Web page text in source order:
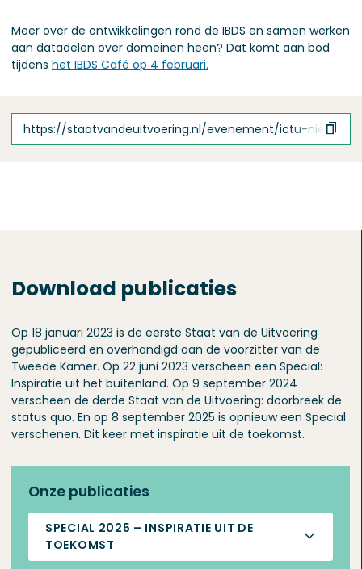
Meer over de ontwikkelingen rond de IBDS en samen werken
aan datadelen over domeinen heen? Dat komt aan bod
tijdens het IBDS Café op 4 februari.
https://staatvandeuitvoering.nl/evenement/ictu-
Download publicaties
Op 18 januari 2023 is de eerste Staat van de Uitvoering
gepubliceerd en overhandigd aan de voorzitter van de
Tweede Kamer. Op 22 juni 2023 verscheen een Special:
Inspiratie uit het buitenland. Op 9 september 2024
verscheen de derde Staat van de Uitvoering: doorbreek de
status quo. En op 8 september 2025 is opnieuw een Special
verschenen. Dit keer met inspiratie uit de toekomst.
Onze publicaties
SPECIAL 2025 – INSPIRATIE UIT DE
TOEKOMST